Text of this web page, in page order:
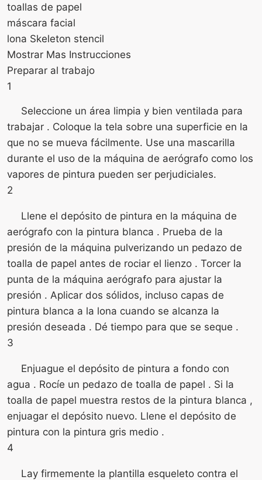
toallas de papel
máscara facial
lona Skeleton stencil
Mostrar Mas Instrucciones
Preparar al trabajo
1
Seleccione un área limpia y bien ventilada para
trabajar . Coloque la tela sobre una superficie en la
que no se mueva fácilmente. Use una mascarilla
durante el uso de la máquina de aerógrafo como los
vapores de pintura pueden ser perjudiciales.
2
Llene el depósito de pintura en la máquina de
aerógrafo con la pintura blanca . Prueba de la
presión de la máquina pulverizando un pedazo de
toalla de papel antes de rociar el lienzo . Torcer la
punta de la máquina aerógrafo para ajustar la
presión . Aplicar dos sólidos, incluso capas de
pintura blanca a la lona cuando se alcanza la
presión deseada . Dé tiempo para que se seque .
3
Enjuague el depósito de pintura a fondo con
agua . Rocíe un pedazo de toalla de papel . Si la
toalla de papel muestra restos de la pintura blanca ,
enjuagar el depósito nuevo. Llene el depósito de
pintura con la pintura gris medio .
4
Lay firmemente la plantilla esqueleto contra el